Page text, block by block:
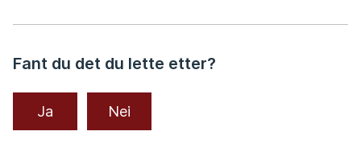
Fant du det du lette etter?
Ja Nei